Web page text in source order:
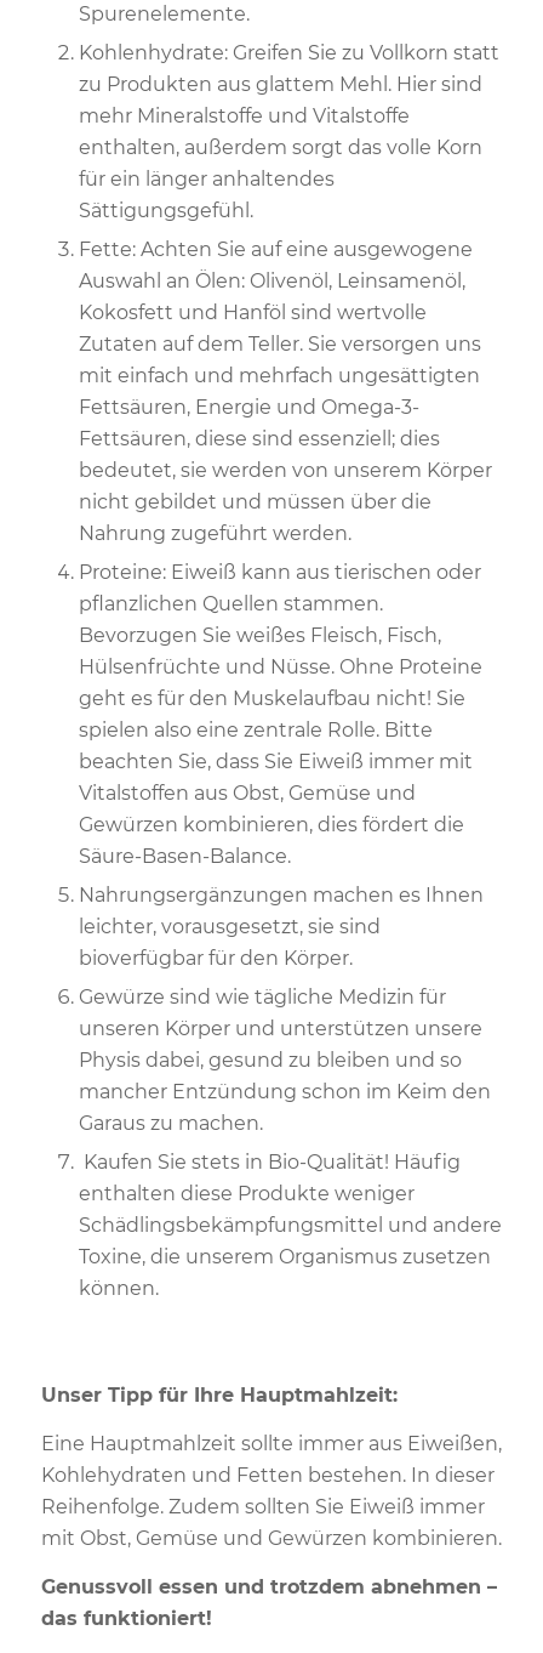
Spurenelemente.
Kohlenhydrate: Greifen Sie zu Vollkorn statt
zu Produkten aus glattem Mehl. Hier sind
mehr Mineralstoffe und Vitalstoffe
enthalten, außerdem sorgt das volle Korn
für ein länger anhaltendes
Sättigungsgefühl.
Fette: Achten Sie auf eine ausgewogene
Auswahl an Ölen: Olivenöl, Leinsamenöl,
Kokosfett und Hanföl sind wertvolle
Zutaten auf dem Teller. Sie versorgen uns
mit einfach und mehrfach ungesättigten
Fettsäuren, Energie und Omega-3-
Fettsäuren, diese sind essenziell; dies
bedeutet, sie werden von unserem Körper
nicht gebildet und müssen über die
Nahrung zugeführt werden.
Proteine: Eiweiß kann aus tierischen oder
pflanzlichen Quellen stammen.
Bevorzugen Sie weißes Fleisch, Fisch,
Hülsenfrüchte und Nüsse. Ohne Proteine
geht es für den Muskelaufbau nicht! Sie
spielen also eine zentrale Rolle. Bitte
beachten Sie, dass Sie Eiweiß immer mit
Vitalstoffen aus Obst, Gemüse und
Gewürzen kombinieren, dies fördert die
Säure-Basen-Balance.
Nahrungsergänzungen machen es Ihnen
leichter, vorausgesetzt, sie sind
bioverfügbar für den Körper.
Gewürze sind wie tägliche Medizin für
unseren Körper und unterstützen unsere
Physis dabei, gesund zu bleiben und so
mancher Entzündung schon im Keim den
Garaus zu machen.
Kaufen Sie stets in Bio-Qualität! Häufig
enthalten diese Produkte weniger
Schädlingsbekämpfungsmittel und andere
Toxine, die unserem Organismus zusetzen
können.
Unser Tipp für Ihre Hauptmahlzeit:
Eine Hauptmahlzeit sollte immer aus Eiweißen,
Kohlehydraten und Fetten bestehen. In dieser
Reihenfolge. Zudem sollten Sie Eiweiß immer
mit Obst, Gemüse und Gewürzen kombinieren.
Genussvoll essen und trotzdem abnehmen –
das funktioniert!